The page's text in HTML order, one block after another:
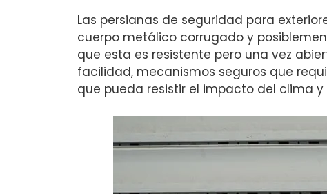
Las persianas de seguridad para
cuerpo metálico corrugado y
que esta es resistente pero una vez
facilidad, mecanismos seguros que
que pueda resistir el impacto del clima